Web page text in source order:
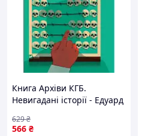
Книга Архіви КГБ.
Невигадані історії - Едуард
(9789669827081)
566 ₴
629₴